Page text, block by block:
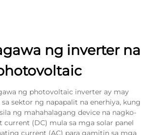
ng inverter na
ng photovoltaic inverter ay may
sektor ng napapalit na enerhiya, kung
ng mahahalagang device na nagko-
(DC) mula sa mga solar panel
current (AC) para gamitin sa mga